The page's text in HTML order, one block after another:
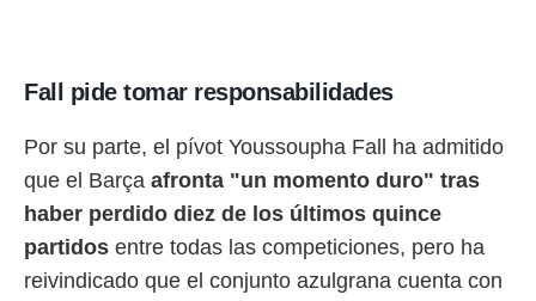
1199
Fall pide tomar responsabilidades
Por su parte, el pívot Youssoupha Fall ha admitido
que el Barça afronta "un momento duro" tras
haber perdido diez de los últimos quince
partidos entre todas las competiciones, pero ha
reivindicado que el conjunto azulgrana cuenta con